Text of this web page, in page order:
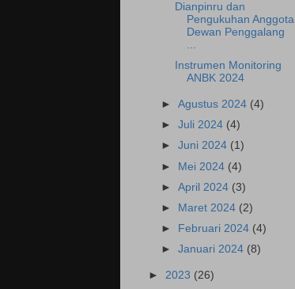
Dianpinru dan
Pengukuhan Anggota
Dewan Penggalang
...
Instrumen Monitoring
ANBK 2024
►Agustus 2024 (4)
►Juli 2024 (4)
►Juni 2024 (1)
► Mei 2024 (4)
►April 2024 (3)
►
Maret 2024 (2)
►
Februari 2024 (4)
►Januari 2024 (8)
► 2023 (26)